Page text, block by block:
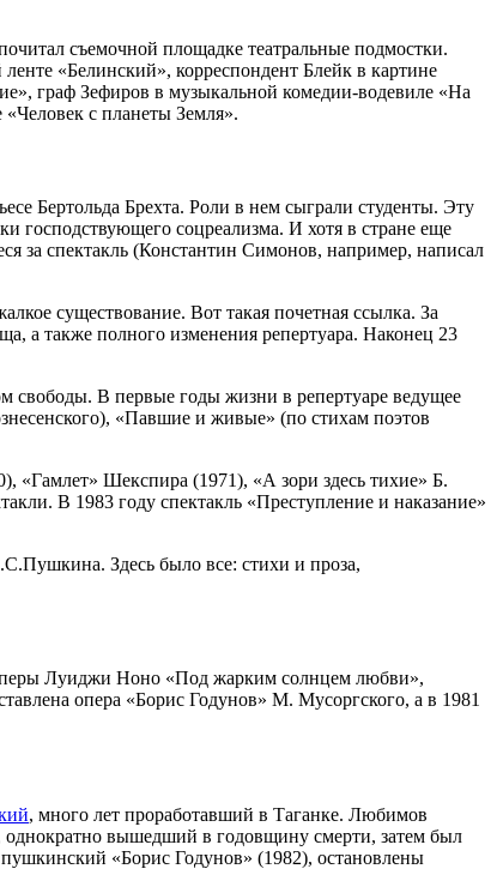
съемочной площадке театральные подмостки.
«Белинский», корреспондент Блейк в картине
граф Зефиров в музыкальной комедии-водевиле «На
с планеты Земля».
Бертольда Брехта. Роли в нем сыграли студенты. Эту
господствующего соцреализма. И хотя в стране еще
за спектакль (Константин Симонов, например, написал
существование. Вот такая почетная ссылка. За
а также полного изменения репертуара. Наконец 23
свободы. В первые годы жизни в репертуаре ведущее
«Павшие и живые» (по стихам поэтов
«Гамлет» Шекспира (1971), «А зори здесь тихие» Б.
В 1983 году спектакль «Преступление и наказание»
Здесь было все: стихи и проза,
Луиджи Ноно «Под жарким солнцем любви»,
опера «Борис Годунов» М. Мусоргского, а в 1981
, много лет проработавший в Таганке. Любимов
однократно вышедший в годовщину смерти, затем был
«Борис Годунов» (1982), остановлены